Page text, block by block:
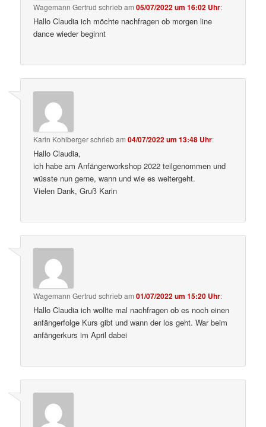
Wagemann Gertrud schriebam05/07/2022 um 16:02 Uhr:
Hallo Claudia ich möchte nachfragen ob morgen line
dance wieder beginnt
Karin Kohlbergerschriebam04/07/2022 um 13:48 Uhr:
Hallo Claudia,
ich habe am Anfängerworkshop 2022 teilgenommen und
wüsste nun gerne, wann und wie es weitergeht.
Vielen Dank, Gruß Karin
Wagemann Gertrud schriebam01/07/2022 um 15:20 Uhr:
Hallo Claudia ich wollte mal nachfragen ob es noch einen
anfängerfolge Kurs gibt und wann der los geht. War beim
anfängerkurs im April dabei